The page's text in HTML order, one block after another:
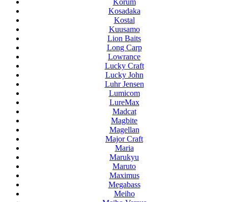
Korum
Kosadaka
Kostal
Kuusamo
Lion Baits
Long Carp
Lowrance
Lucky Craft
Lucky John
Luhr Jensen
Lumicom
LureMax
Madcat
Magbite
Magellan
Major Craft
Maria
Marukyu
Maruto
Maximus
Megabass
Meiho